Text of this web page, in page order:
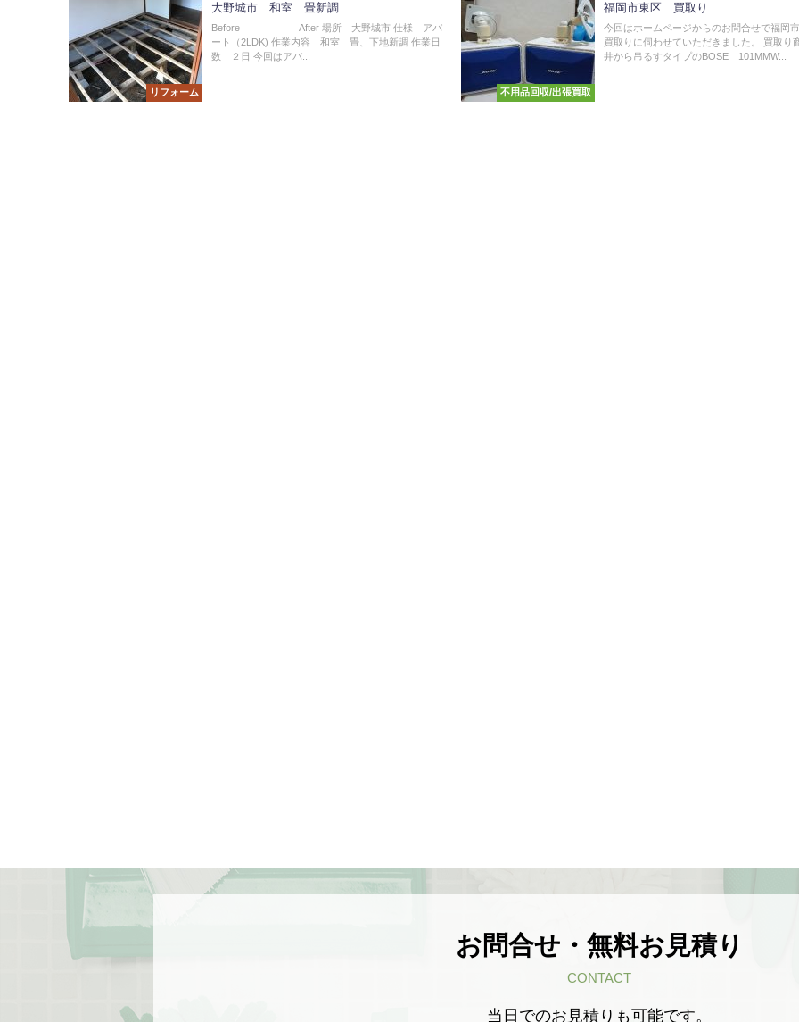
リフォーム
大野城市 和室 畳新調
Before After 場所 大野城市 仕様 アパ
ート（2LDK) 作業内容 和室 畳、下地新調 作業日
数 ２日 今回はアパ...
不用品回収/出張買取
福岡市東区 買取り
今回はホームページからのお問合せで福岡
買取りに伺わせていただきました。 買取り
井から吊るすタイプのBOSE 101MMW...
お問合せ・無料お見積り
CONTACT
当日でのお見積りも可能です。